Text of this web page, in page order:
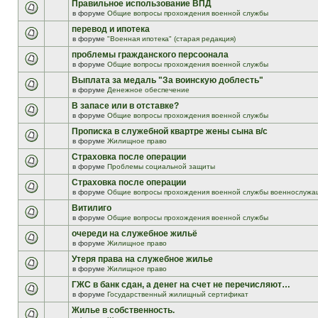
Правильное использование ВПД
в форуме Общие вопросы прохождения военной службы
перевод и ипотека
в форуме "Военная ипотека" (старая редакция)
проблемы гражданского персоонала
в форуме Общие вопросы прохождения военной службы
Выплата за медаль "За воинскую доблесть"
в форуме Денежное обеспечение
В запасе или в отставке?
в форуме Общие вопросы прохождения военной службы
Прописка в служебной квартре жены сына в/с
в форуме Жилищное право
Страховка после операции
в форуме Проблемы социальной защиты
Страховка после операции
в форуме Общие вопросы прохождения военной службы
Витилиго
в форуме Общие вопросы прохождения военной службы
очереди на служебное жильё
в форуме Жилищное право
Утеря права на служебное жилье
в форуме Жилищное право
ГЖС в банк сдан, а денег на счет не перечисляют…
в форуме Государственный жилищный сертификат
Жилье в собственность.